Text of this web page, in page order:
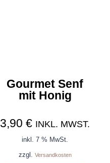
Gourmet Senf
mit Honig
3,90 € INKL. MWST.
inkl. 7 % MwSt.
zzgl. Versandkosten